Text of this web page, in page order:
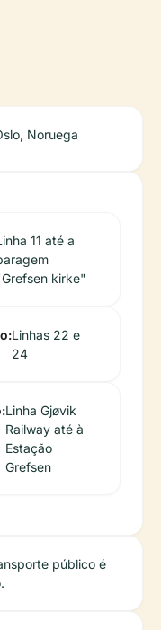
Noruega
11 até a
kirke"
Linhas 22 e
24
Linha Gjøvik
Railway até à
Estação
Grefsen
público é